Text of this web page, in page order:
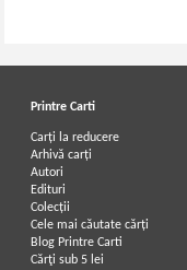
Printre Carti
Carți la reducere
Arhivă carți
Autori
Edituri
Colecții
Cele mai căutate cărți
Blog Printre Carti
Cărţi sub 5 lei